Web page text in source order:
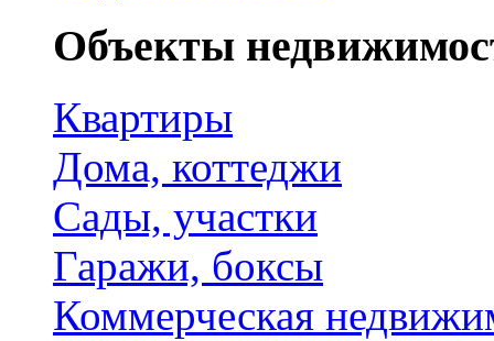
Объекты
Квартиры
Дома, коттеджи
Сады, участки
Гаражи, боксы
Коммерческая